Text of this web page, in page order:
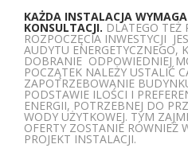
KAŻDA INSTALACJA
KONSULTACJI. DLATEGO TEŻ
ROZPOCZĘCIA INWESTYCJI
AUDYTU ENERGETYCZNEGO,
DOBRANIE ODPOWIEDNIEJ
POCZĄTEK NALEŻY USTALIĆ
ZAPOTRZEBOWANIE
PODSTAWIE ILOŚCI I
ENERGII, POTRZEBNEJ DO
WODY UŻYTKOWEJ. TYM
OFERTY ZOSTANIE RÓWNIEŻ
PROJEKT INSTALACJI.